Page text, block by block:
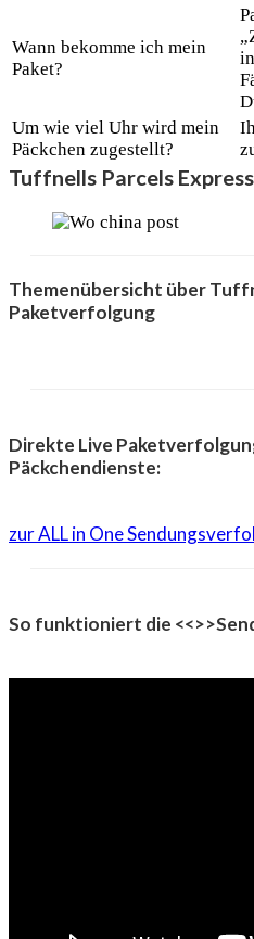
Wann bekomme ich mein
Paket?
Um wie viel Uhr wird mein
Päckchen zugestellt?
Tuffnells Parcels
Themenübersicht über
Paketverfolgung
Direkte Live
Päckchendienste:
zur ALL in One
So funktioniert die <<